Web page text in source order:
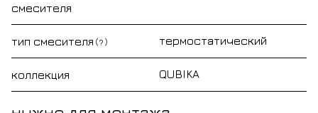
смесителя
тип смесителя ? термостатический
коллекция QUBIKA